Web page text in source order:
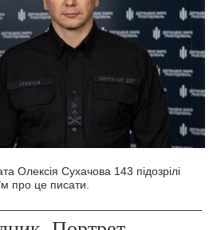
Олексія Сухачова 143 підозрілі
про це писати.